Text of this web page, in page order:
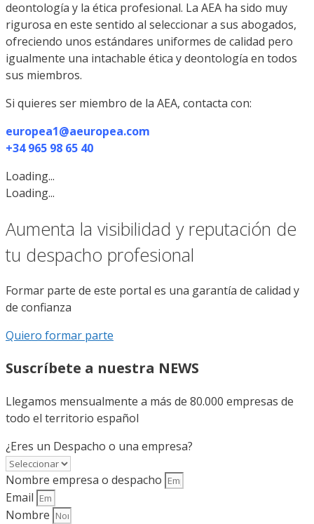
deontología y la ética profesional. La AEA ha sido muy
rigurosa en este sentido al seleccionar a sus abogados,
ofreciendo unos estándares uniformes de calidad pero
igualmente una intachable ética y deontología en todos
sus miembros.
Si quieres ser miembro de la AEA, contacta con:
europea1@aeuropea.com
+34 965 98 65 40
Loading...
Loading...
Aumenta la visibilidad y reputación de
tu despacho profesional
Formar parte de este portal es una garantía de calidad y
de confianza
Quiero formar parte
Suscríbete a nuestra NEWS
Llegamos mensualmente a más de 80.000 empresas de
todo el territorio español
¿Eres un Despacho o una empresa?
Nombre empresa o despacho
Email
Nombre